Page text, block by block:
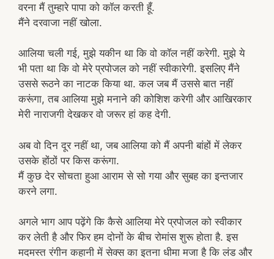
वरना मैं तुम्हारे पापा को कॉल करती हूँ.
मैंने दरवाजा नहीं खोला.
आलिया चली गई, मुझे यकीन था कि वो कॉल नहीं करेगी. मुझे ये
भी पता था कि वो मेरे प्रपोजल को नहीं स्वीकारेगी. इसलिए मैंने
उससे रूठने का नाटक किया था. कल जब मैं उससे बात नहीं
करूंगा, तब आलिया मुझे मनाने की कोशिश करेगी और आखिरकार
मेरी नाराजगी देखकर वो जरूर हां कह देगी.
अब वो दिन दूर नहीं था, जब आलिया को मैं अपनी बांहों में लेकर
उसके होंठों पर किस करूंगा.
मैं कुछ देर सोचता हुआ आराम से सो गया और सुबह का इन्तजार
करने लगा.
अगले भाग आप पढ़ेंगे कि कैसे आलिया मेरे प्रपोजल को स्वीकार
कर लेती है और फिर हम दोनों के बीच रोमांस शुरू होता है. इस
मदमस्त रंगीन कहानी में सेक्स का इतना धीमा मजा है कि लंड और